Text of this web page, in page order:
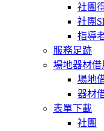
社團
社團
指導
服務足跡
場地器材借
場地
器材
表單下載
社團